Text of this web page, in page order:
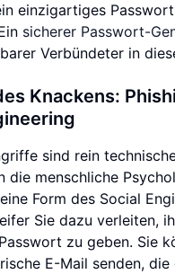
einzigartiges
sicherer Passwort-
Verbündeter in
Knackens:
sind rein
die menschliche
Form des Social
Sie dazu verleiten,
zu geben. Sie
E-Mail senden, die